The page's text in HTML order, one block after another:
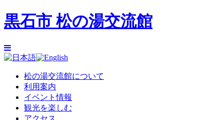
黒石市 松の湯交流館
松の湯交流館について
利用案内
イベント情報
観光を楽しむ
アクセス